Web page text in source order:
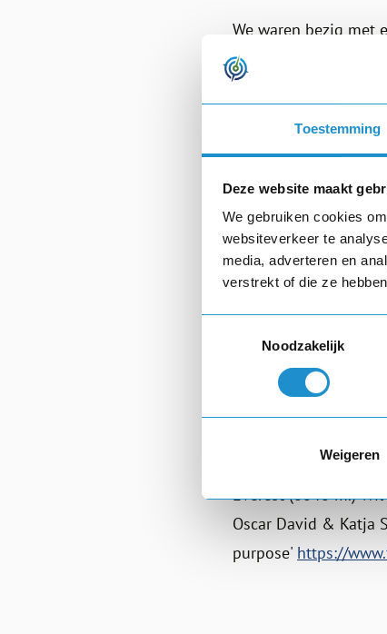
Toestemming
Deze website maakt
We gebruiken cookies
websiteverkeer te
media, adverteren en
verstrekt of die ze
Noodzakelijk
Weigeren
We waren bezig met
medewerkers, nog
opeens geen vast
met nieuwe
meer mijn hart te
Kortom: klamp je
intuïtie. Ga op weg!
* Katja Staartjes
Everest (8848 m.)
Oscar David & Katja
purpose' https://